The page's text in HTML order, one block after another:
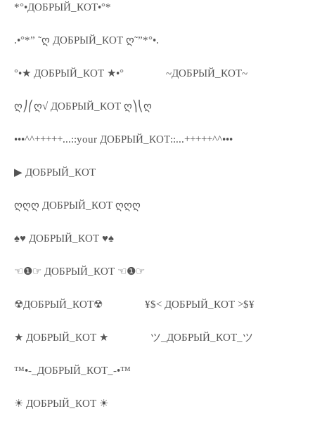
*°•ДОБРЫЙ_КОТ•°*
.•°*” ˜ღ ДОБРЫЙ_КОТ ღ˜”*°•.
°•★ ДОБРЫЙ_КОТ ★•° ~ДОБРЫЙ_КОТ~
ღ⎠⎛ღ√ ДОБРЫЙ_КОТ ღ⎞⎝ღ
•••^^+++++...::your ДОБРЫЙ_КОТ::...+++++^^•••
▶ ДОБРЫЙ_КОТ
ღღღ ДОБРЫЙ_КОТ ღღღ
♠♥ ДОБРЫЙ_КОТ ♥♠
☜❶☞ ДОБРЫЙ_КОТ ☜❶☞
☢ДОБРЫЙ_КОТ☢ ¥$< ДОБРЫЙ_КОТ >$¥
★ ДОБРЫЙ_КОТ ★ ツ_ДОБРЫЙ_КОТ_ツ
™•-_ДОБРЫЙ_КОТ_-•™
☀ ДОБРЫЙ_КОТ ☀